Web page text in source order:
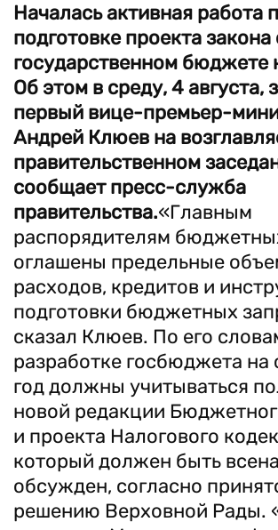
Началась активная работа
подготовке проекта закона
государственном бюджете
Об этом в среду, 4 августа,
первый вице-премьер-
Андрей Клюев на
правительственном
сообщает пресс-служба
правительства.«Главным
распорядителям
оглашены предельные
расходов, кредитов и
подготовки бюджетных
сказал Клюев. По его
разработке госбюджета
год должны учитываться
новой редакции
и проекта Налогового
который должен быть
обсужден, согласно
решению Верховной Рады.